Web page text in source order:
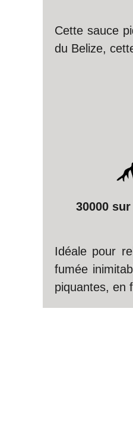
Cette sauce
du Belize,
30000
Idéale pour
fumée
piquantes, en